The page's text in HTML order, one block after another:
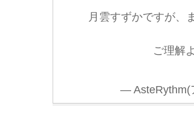
月雲すずかですが、
ご理解
— AsteRythm(